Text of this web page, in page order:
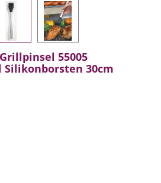
55005
Silikonborsten 30cm